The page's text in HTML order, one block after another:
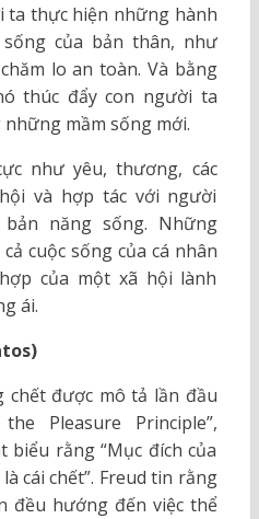
ta thực hiện những hành
của bản thân, như
lo an toàn. Và bằng
thúc đẩy con người ta
mầm sống mới.
như yêu, thương, các
và hợp tác với người
năng sống. Những
cuộc sống của cá nhân
của một xã hội lành
ái.
chết được mô tả lần đầu
Pleasure Principle”,
rằng “Mục đích của
cái chết”. Freud tin rằng
đều hướng đến việc thể